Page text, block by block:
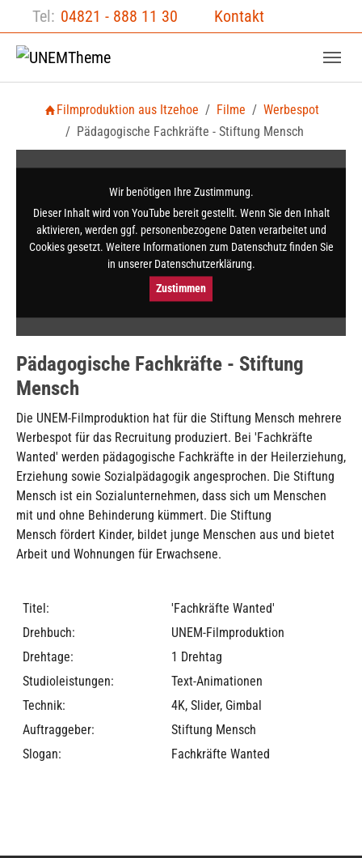
Tel: 04821 - 888 11 30 Kontakt
Zum Hauptinhalt springen
Skip to page footer
Filmproduktion aus Itzehoe Filme
Werbespot
Pädagogische Fachkräfte - Stiftung Mensch
Wir benötigen Ihre Zustimmung.
Dieser Inhalt wird von YouTube bereit gestellt. Wenn Sie den Inhalt
aktivieren, werden ggf. per­sonen­bezogene Daten verarbeitet und
Cookies gesetzt. Weitere Informationen zum Datenschutz finden Sie
in unserer Datenschutz­erklärung.
Zustimmen
Pädagogische Fachkräfte - Stiftung
Mensch
Die UNEM-Filmproduktion hat für die Stiftung Mensch mehrere
Werbespot für das Recruitung produziert. Bei 'Fachkräfte
Wanted' werden pädagogische Fachkräfte in der Heilerziehung,
Erziehung sowie Sozialpädagogik angesprochen. Die Stiftung
Mensch ist ein Sozialunternehmen, dass sich um Menschen
mit und ohne Behinderung kümmert. Die Stiftung
Mensch fördert Kinder, bildet junge Menschen aus und bietet
Arbeit und Wohnungen für Erwachsene.
Titel:
'Fachkräfte Wanted'
Drehbuch:
UNEM-Filmproduktion
Drehtage:
1 Drehtag
Studioleistungen:
Text-Animationen
Technik:
4K, Slider, Gimbal
Auftraggeber:
Stiftung Mensch
Slogan:
Fachkräfte Wanted